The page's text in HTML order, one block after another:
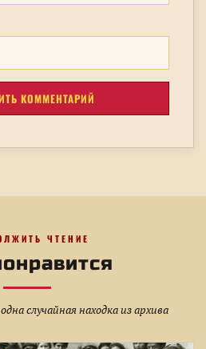
ЧТЕНИЕ
случайная находка из архива